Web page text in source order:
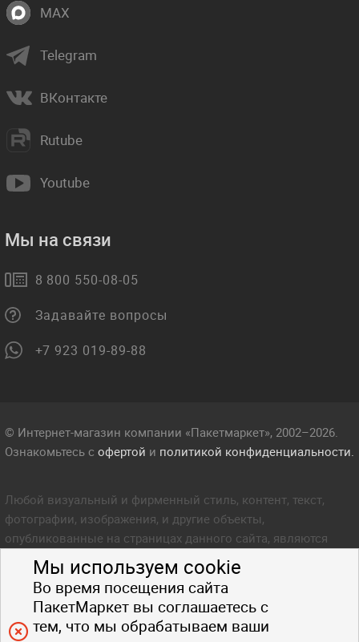
Мы используем cookie
Во время посещения сайта
ПакетМаркет вы соглашаетесь с
тем, что мы обрабатываем ваши
MAX
Telegram
ВКонтакте
Rutube
Youtube
Мы на связи
8 800 550-08-05
Задавайте вопросы
+7 923 019-89-88
© Интернет-магазин компании «Пакетмаркет», 2002–2026.
Ознакомьтесь с офертой и политикой конфиденциальности.
Любой визуальный и фирменный стиль, контент, текст,
фотографии, изображения, и другие объекты,
опубликованные на страницах данного сайта, являются
объектом прав интеллектуальной собственности компании
Пакетмаркет. Любое копирование стиля, контента, текста,
фотографий, изображений и других объектов данного сайта
запрещено.